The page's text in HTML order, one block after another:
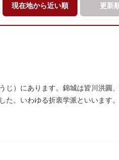
現在地から近い順 更新
）にあります。錦城は皆川洪圓
た。いわゆる折衷学派といいま